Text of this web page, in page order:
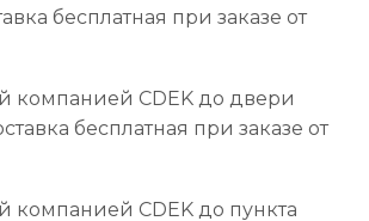
бесплатная при заказе от
компанией CDEK до двери
бесплатная при заказе от
компанией CDEK до пункта